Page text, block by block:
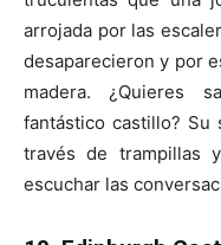
arrojada por las
desaparecieron y por
madera. ¿Quieres
fantástico castillo?
través de trampillas
escuchar las